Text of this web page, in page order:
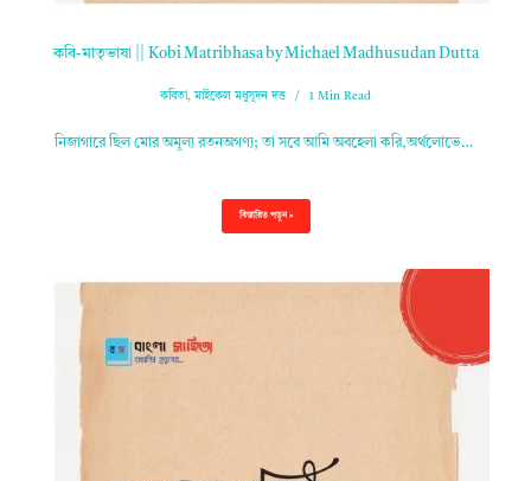
কবি-মাতৃভাষা || Kobi Matribhasa by Michael Madhusudan Dutta
কবিতা,মাইকেল মধুসূদন দত্ত 1 Min Read
নিজাগারে ছিল মোর অমূল্য রতনঅগণ্য; তা সবে আমি অবহেলা করি,অর্থলোভে…
বিস্তারিত পড়ুন »